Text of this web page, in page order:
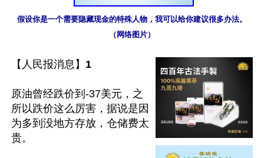
假设你是一个需要隐藏现金的特殊人物，我可以给你建议很多办法。
【人民报消息】 1
原油曾经跌价到-37美元，之
所以跌价这么厉害，据说是因
为多到没地方存放，仓储费太
贵。